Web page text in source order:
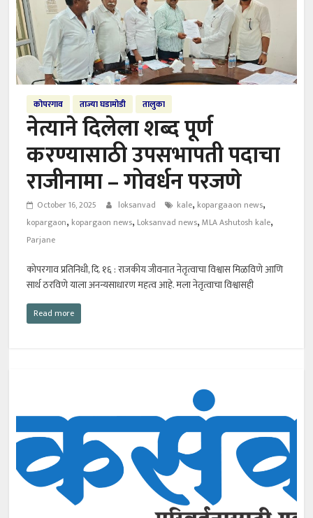
कोपरगाव ताज्या घडामोडी तालुका
नेत्याने दिलेला शब्द पूर्ण
करण्यासाठी उपसभापती पदाचा
राजीनामा – गोवर्धन परजणे
October 16, 2025 loksanvad kale, kopargaaon news,
kopargaon, kopargaon news, Loksanvad news,MLA Ashutosh kale,
Parjane
कोपरगाव प्रतिनिधी, दि. १६ : राजकीय जीवनात नेतृत्वाचा विश्वास मिळविणे आणि
सार्थ ठरविणे याला अनन्यसाधारण महत्व आहे. मला नेतृत्वाचा विश्वासही
Read more